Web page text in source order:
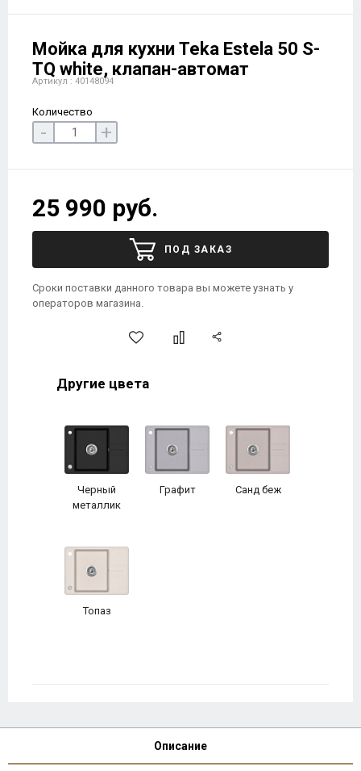
Мойка для кухни Teka Estela 50 S-
TQ white, клапан-автомат
Артикул : 40148094
Количество
- +
25 990 руб.
ПОД ЗАКАЗ
Сроки поставки данного товара вы можете узнать у
операторов магазина.
Другие цвета
Черный
металлик
Графит Санд беж
Топаз
Описание